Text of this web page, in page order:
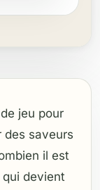
jeu pour
des saveurs
il est
devient